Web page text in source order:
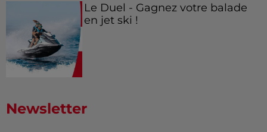
Le Duel - Gagnez votre balade
en jet ski !
Newsletter